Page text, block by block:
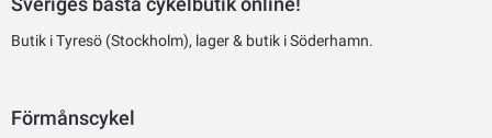
Butik i Tyresö (Stockholm), lager & butik i Söderhamn.
Förmånscykel